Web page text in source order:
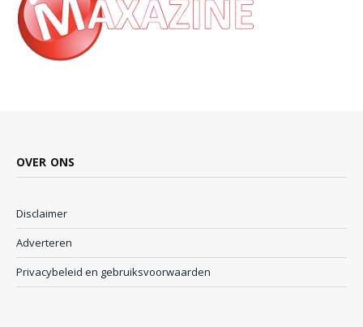
OVER ONS
Disclaimer
Adverteren
Privacybeleid en gebruiksvoorwaarden